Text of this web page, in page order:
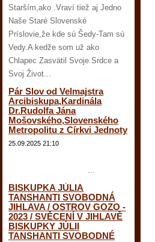
Starším,ako .Vraví tiež aj Jedno
Naše Staré Slovenské
Príslovie,že kde sú Šedy-Tam sú
Vedy.A kedže som už ako
Chlapec Zasvätil Svoje Srdce a
Svoj Život...
Pár Slov od Velmajstra
Arcibiskupa,Kardinála
Dr.Rudolfa Jána
Mošovského,Slovenského
Metropolitu z Církvi Jednoty
25.09.2025 21:10
...
BISKUPKA JÚLIA
TANSHANTI SVOBODNÁ
JIHLAVA / OSTROV GOZO -
2023 / SVĚCENÍ V JIHLAVĚ
BISKUPKY JÚLII
TANSHANTI SVOBODNÉ